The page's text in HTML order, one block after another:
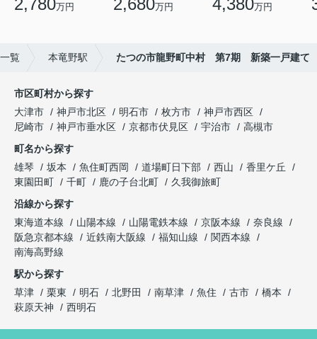
万円 万円 万円
覧 本竜野駅 たつの市龍野町中村 第7期 新築一戸建て
市区町村から探す
大津市
神戸市北区 明石市 枚方市
神戸市西区
尼崎市
神戸市垂水区 京都市伏見区 宇治市
高槻市
町名から探す
雄琴
坂本 魚住町西岡 道場町日下部 西山
香里ケ丘
東園田町
千町 鹿の子台北町
久我御旅町
沿線から探す
東海道本線
山陽本線 山陽電鉄本線 京阪本線
奈良線
阪急京都本線
近鉄南大阪線 福知山線
関西本線
南海高野線
駅から探す
草津
栗東 明石 北野田 南草津 魚住 古市
橋本
萩原天神
西明石